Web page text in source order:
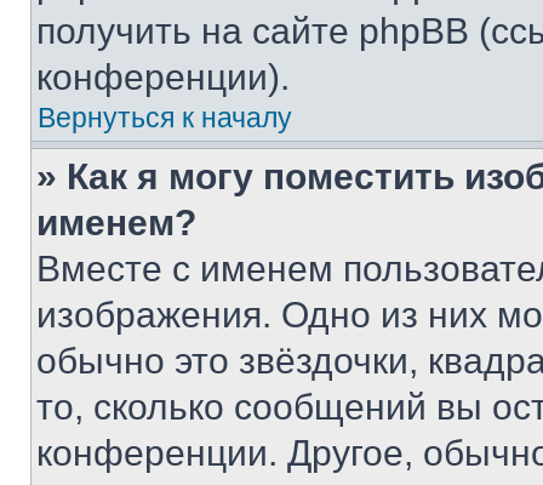
получить на сайте phpBB
конференции).
Вернуться к началу
» Как я могу поместить
именем?
Вместе с именем
изображения. Одно из них
обычно это звёздочки,
то, сколько сообщений вы
конференции. Другое,